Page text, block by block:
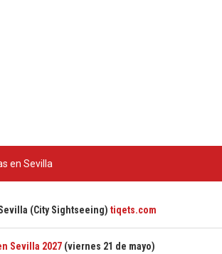
en Sevilla
(City Sightseeing) tiqets.com
Sevilla 2027 (viernes 21 de mayo)